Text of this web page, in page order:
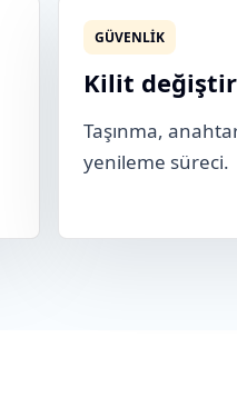
GÜVENLIK
Kilit
Taşınma,
yenileme süreci.